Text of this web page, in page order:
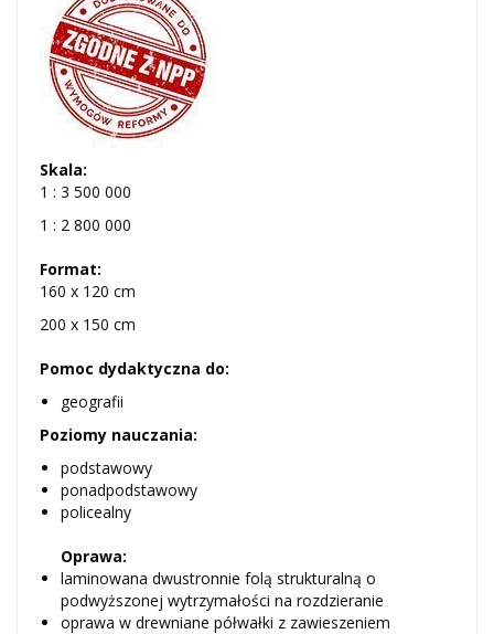
Skala:
1 : 3 500 000
1 : 2 800 000
Format:
160 x 120 cm
200 x 150 cm
Pomoc dydaktyczna do:
geografii
Poziomy nauczania:
podstawowy
ponadpodstawowy
policealny
Oprawa:
laminowana dwustronnie folą strukturalną o
podwyższonej wytrzymałości na rozdzieranie
oprawa w drewniane półwałki z zawieszeniem